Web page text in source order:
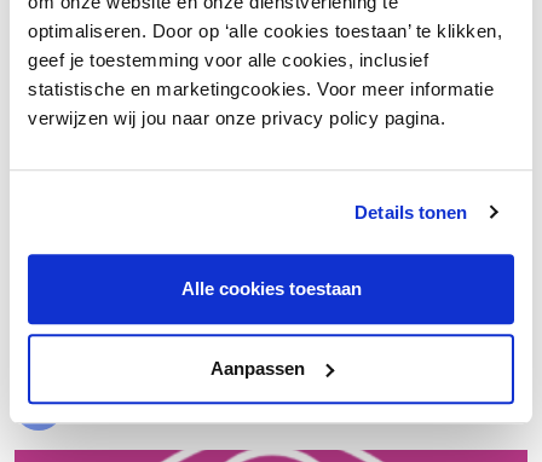
optimaliseren. Door op ‘alle cookies toestaan’ te klikken,
geef je toestemming voor alle cookies, inclusief
statistische en marketingcookies. Voor meer informatie
verwijzen wij jou naar onze privacy policy pagina.
Details tonen
Alle cookies toestaan
Aanpassen
Laad meer
Evenementen